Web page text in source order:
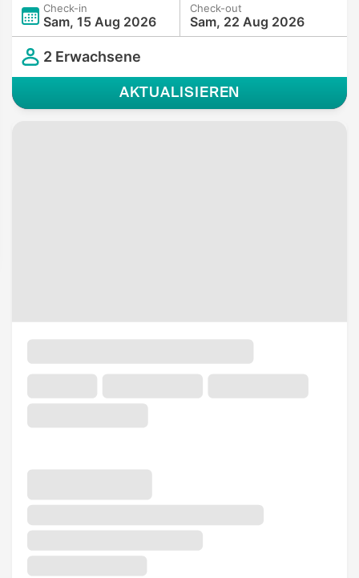
Check-in
Sam, 15 Aug 2026
Check-out
Sam, 22 Aug 2026
2 Erwachsene
AKTUALISIEREN